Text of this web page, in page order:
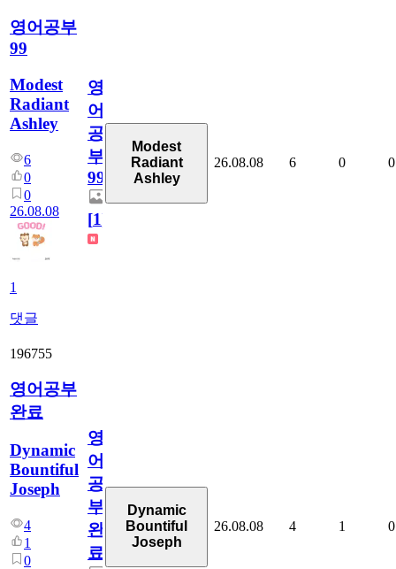
영어공부
99
Modest
Radiant
Ashley
6
0
0
26.08.08
1
댓글
영
어
공
부
99
[1]
Modest
Radiant
Ashley
26.08.08 6 0 0
196755
영어공부
완료
Dynamic
Bountiful
Joseph
4
1
0
영
어
공
부
완
료
Dynamic
Bountiful
Joseph
26.08.08 4 1 0